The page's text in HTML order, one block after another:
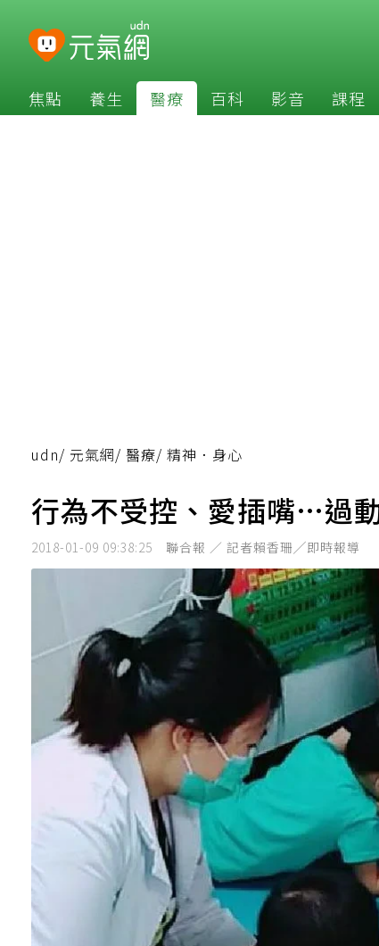
焦點 養生 醫療 百科 影音 課程
udn/ 元氣網/ 醫療/ 精神．身心
行為不受控、愛插嘴…過
2018-01-09 09:38:25 聯合報 ／ 記者賴香珊╱即時報導